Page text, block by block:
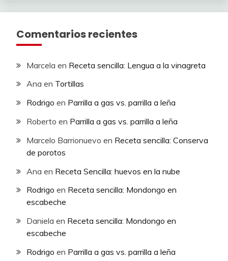
Comentarios recientes
Marcela en Receta sencilla: Lengua a la vinagreta
Ana en Tortillas
Rodrigo en Parrilla a gas vs. parrilla a leña
Roberto en Parrilla a gas vs. parrilla a leña
Marcelo Barrionuevo en Receta sencilla: Conserva
de porotos
Ana en Receta Sencilla: huevos en la nube
Rodrigo en Receta sencilla: Mondongo en
escabeche
Daniela en Receta sencilla: Mondongo en
escabeche
Rodrigo en Parrilla a gas vs. parrilla a leña